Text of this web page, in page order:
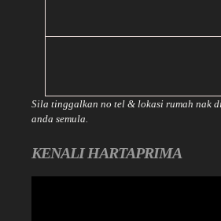
Sila tinggalkan no tel & lokasi rumah nak
anda semula.
KENALI HARTAPRIMA